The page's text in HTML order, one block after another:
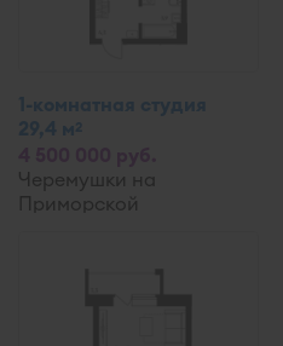
1-комнатная студия
29,4 м2
Черемушки на
Приморской